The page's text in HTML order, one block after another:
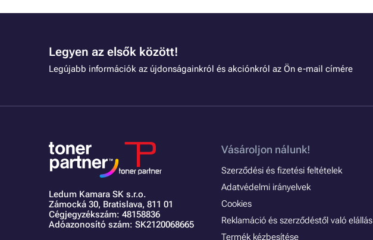
Legyen az elsők között!
Legújabb információk az újdonságainkról és akciónkról az Ön e-mail címére
Ledum Kamara SK s.r.o.
Zámocká 30, Bratislava, 811 01
Cégjegyzékszám: 48158836
Adóazonosító szám: SK2120068665
Vásároljon nálunk!
Szerződési és fizetési feltételek
Adatvédelmi irányelvek
Cookies
Reklamáció és szerződéstől való elállás
Termék kézbesítése